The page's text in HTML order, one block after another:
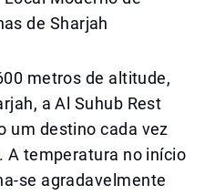
de Sharjah
metros de altitude,
a Al Suhub Rest
um destino cada vez
A temperatura no início
se agradavelmente